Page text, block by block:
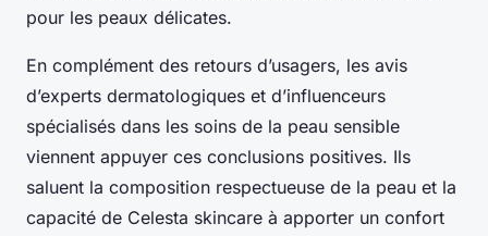
pour les peaux délicates.
En complément des retours d’usagers, les avis
d’experts dermatologiques et d’influenceurs
spécialisés dans les soins de la peau sensible
viennent appuyer ces conclusions positives. Ils
saluent la composition respectueuse de la peau et la
capacité de Celesta skincare à apporter un confort